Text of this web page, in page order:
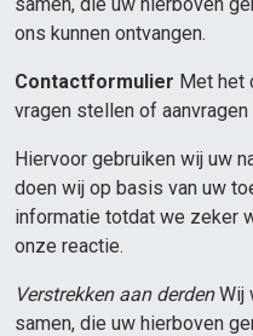
ons kunnen ontvangen.
Contactformulier Met het
vragen stellen of aanvragen
Hiervoor gebruiken wij uw
doen wij op basis van uw
informatie totdat we zeker
onze reactie.
Verstrekken aan derdenWij
samen, die uw hierboven